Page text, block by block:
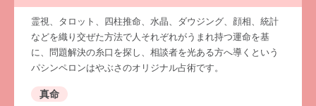
霊視、タロット、四柱推命、水晶、ダウジング、顔相、統計
などを織り交ぜた方法で人それぞれがうまれ持つ運命を基
に、問題解決の糸口を探し、相談者を光ある方へ導くという
パシンペロンはやぶさのオリジナル占術です。
真命